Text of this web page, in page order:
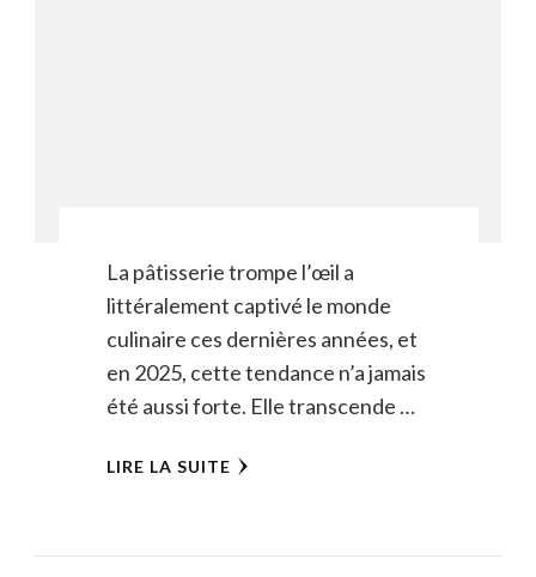
La pâtisserie trompe l’œil a
littéralement captivé le monde
culinaire ces dernières années, et
en 2025, cette tendance n’a jamais
été aussi forte. Elle transcende …
LIRE LA SUITE